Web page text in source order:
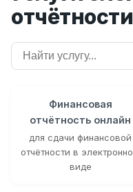
отчётности
Финансовая
отчётность онлайн
для сдачи финансовой
отчётности в
виде